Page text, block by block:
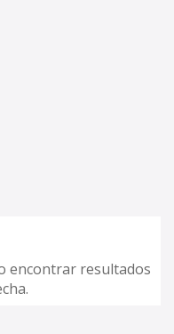
encontrar resultados